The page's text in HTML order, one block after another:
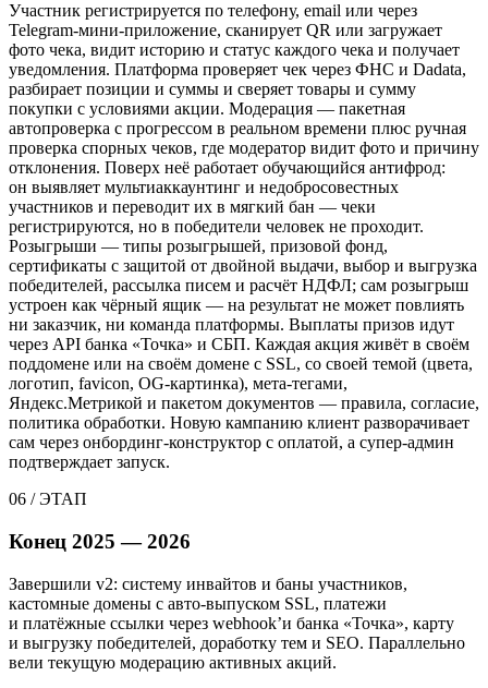
Участник регистрируется по телефону, email или через
Telegram-мини-приложение, сканирует QR или загружает
фото чека, видит историю и статус каждого чека и получает
уведомления. Платформа проверяет чек через ФНС и Dadata,
разбирает позиции и суммы и сверяет товары и сумму
покупки с условиями акции. Модерация — пакетная
автопроверка с прогрессом в реальном времени плюс ручная
проверка спорных чеков, где модератор видит фото и причину
отклонения. Поверх неё работает обучающийся антифрод:
он выявляет мультиаккаунтинг и недобросовестных
участников и переводит их в мягкий бан — чеки
регистрируются, но в победители человек не проходит.
Розыгрыши — типы розыгрышей, призовой фонд,
сертификаты с защитой от двойной выдачи, выбор и выгрузка
победителей, рассылка писем и расчёт НДФЛ; сам розыгрыш
устроен как чёрный ящик — на результат не может повлиять
ни заказчик, ни команда платформы. Выплаты призов идут
через API банка «Точка» и СБП. Каждая акция живёт в своём
поддомене или на своём домене с SSL, со своей темой (цвета,
логотип, favicon, OG-картинка), мета-тегами,
Яндекс.Метрикой и пакетом документов — правила, согласие,
политика обработки. Новую кампанию клиент разворачивает
сам через онбординг-конструктор с оплатой, а супер-админ
подтверждает запуск.
06 /ЭТАП
Конец 2025 — 2026
Завершили v2: систему инвайтов и баны участников,
кастомные домены с авто-выпуском SSL, платежи
и платёжные ссылки через webhook’и банка «Точка», карту
и выгрузку победителей, доработку тем и SEO. Параллельно
вели текущую модерацию активных акций.